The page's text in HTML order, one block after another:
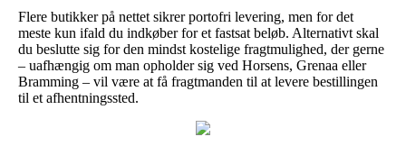
Flere butikker på nettet sikrer portofri levering, men for det
meste kun ifald du indkøber for et fastsat beløb. Alternativt skal
du beslutte sig for den mindst kostelige fragtmulighed, der gerne
– uafhængig om man opholder sig ved Horsens, Grenaa eller
Bramming – vil være at få fragtmanden til at levere bestillingen
til et afhentningssted.